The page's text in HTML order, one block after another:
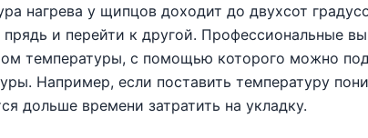
нагрева у щипцов доходит до двухсот
и перейти к другой. Профессиональные
температуры, с помощью которого можно
Например, если поставить температуру
дольше времени затратить на укладку.